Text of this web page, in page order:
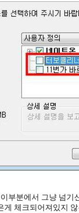
부분에서 그냥 넘
체크되어져있지